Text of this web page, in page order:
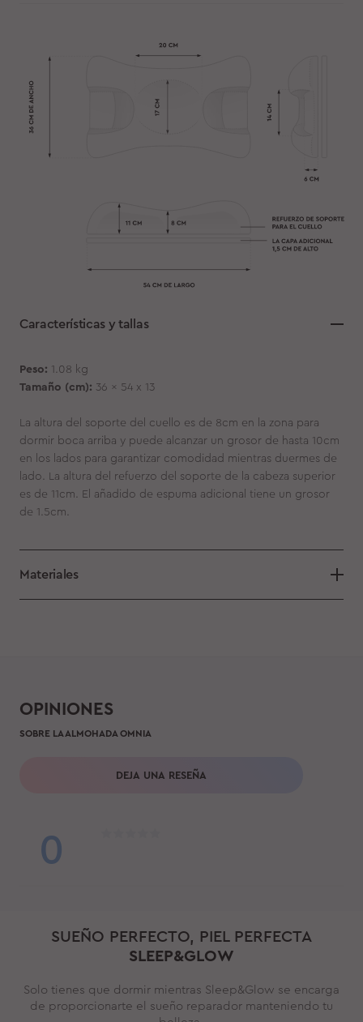
Características y tallas
Peso: 1.08 kg
Tamaño (cm): 36 x 54 x 13
La altura del soporte del cuello es de 8cm en la zona para
dormir boca arriba y puede alcanzar un grosor de hasta 10cm
en los lados para garantizar comodidad mientras duermes de
lado. La altura del refuerzo del soporte de la cabeza superior
es de 11cm. El añadido de espuma adicional tiene un grosor
de 1.5cm.
Materiales
OPINIONES
SOBRE LA ALMOHADA OMNIA
DEJA UNA RESEÑA
0
SUEÑO PERFECTO, PIEL PERFECTA
SLEEP&GLOW
Solo tienes que dormir mientras Sleep&Glow se encarga
de proporcionarte el sueño reparador manteniendo tu